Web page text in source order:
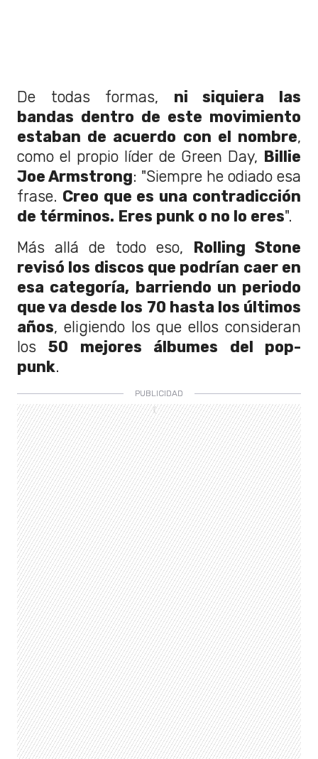
De todas formas, ni siquiera las
bandas dentro de este movimiento
estaban de acuerdo con el nombre,
como el propio líder de Green Day, Billie
Joe Armstrong: "Siempre he odiado esa
frase. Creo que es una contradicción
de términos. Eres punk o no lo eres".
Más allá de todo eso,
Rolling Stone
revisó los discos que podrían caer en
esa categoría, barriendo un periodo
que va desde los 70 hasta los últimos
años, eligiendo los que ellos consideran
los50 mejores álbumes del pop-
punk.